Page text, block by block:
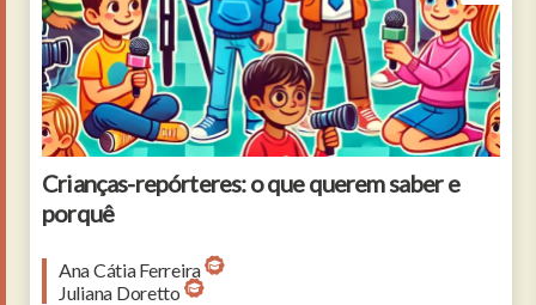
Crianças-repórteres: o que querem saber e
porquê
Ana Cátia Ferreira
Juliana Doretto